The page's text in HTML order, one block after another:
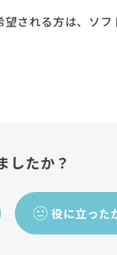
される方は、ソ
したか？
役に立った